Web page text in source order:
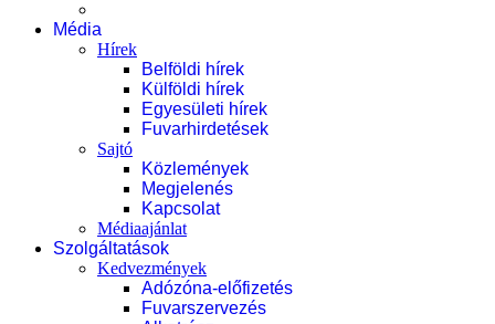
Média
Hírek
Belföldi hírek
Külföldi hírek
Egyesületi hírek
Fuvarhirdetések
Sajtó
Közlemények
Megjelenés
Kapcsolat
Médiaajánlat
Szolgáltatások
Kedvezmények
Adózóna-előfizetés
Fuvarszervezés